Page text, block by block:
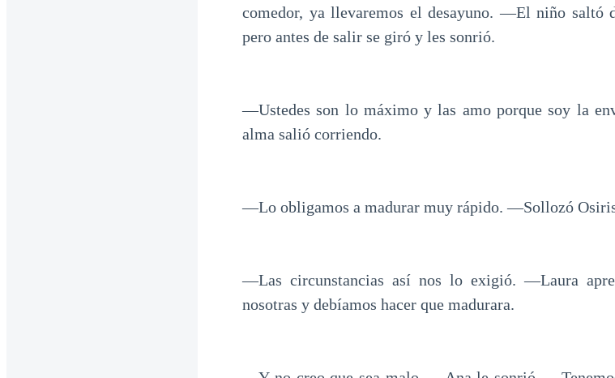
comedor, ya llevaremos el desayuno. ―El niño saltó
pero antes de salir se giró y les sonrió.
―Ustedes son lo máximo y las amo porque soy la
alma salió corriendo.
―Lo obligamos a madurar muy rápido. ―Sollozó
―Las circunstancias así nos lo exigió. ―Laura
nosotras y debíamos hacer que madurara.